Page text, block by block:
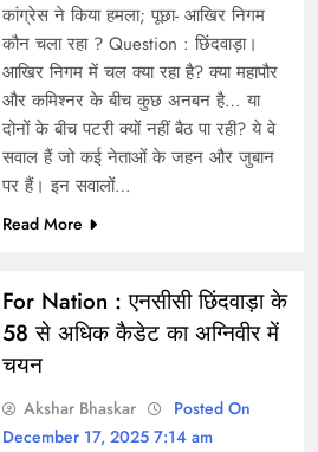
कांग्रेस ने किया हमला; पूछा- आखिर निगम
कौन चला रहा ? Question : छिंदवाड़ा।
आखिर निगम में चल क्या रहा है? क्या महापौर
और कमिश्नर के बीच कुछ अनबन है… या
दोनों के बीच पटरी क्यों नहीं बैठ पा रही? ये वे
सवाल हैं जो कई नेताओं के जहन और जुबान
पर हैं। इन सवालों…
Read More
For Nation : एनसीसी छिंदवाड़ा के
58 से अधिक कैडेट का अग्निवीर में
चयन
Akshar Bhaskar
Posted On
December 17, 2025 7:14 am